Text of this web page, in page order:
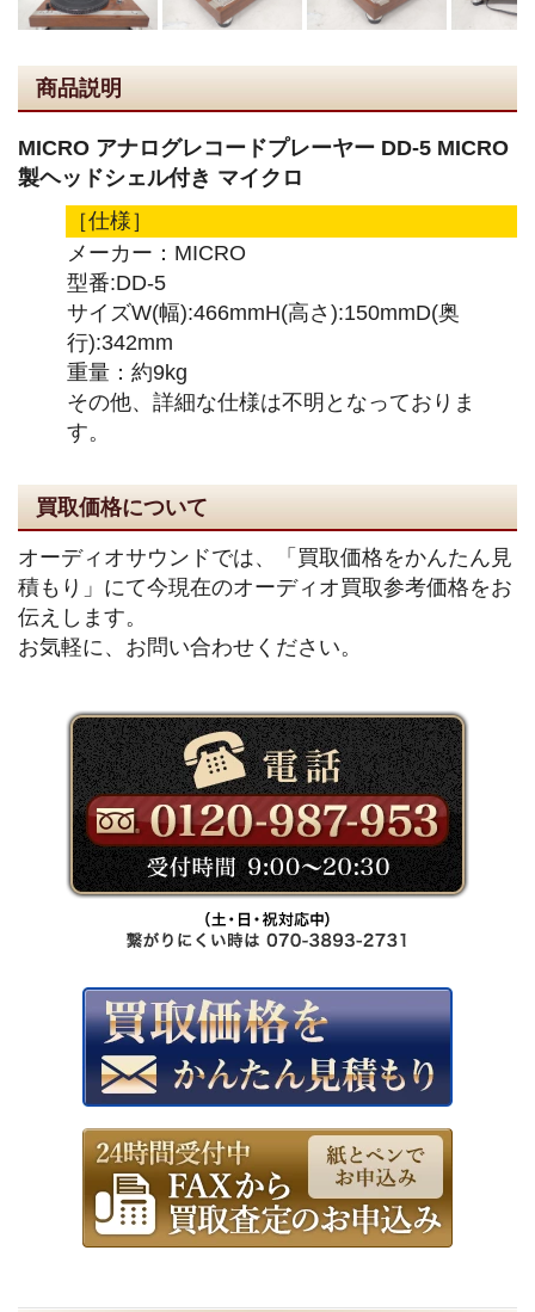
商品説明
MICRO アナログレコードプレーヤー DD-5 MICRO
製ヘッドシェル付き マイクロ
［仕様］
メーカー：MICRO
型番:DD-5
サイズW(幅):466mmH(高さ):150mmD(奥
行):342mm
重量：約9kg
その他、詳細な仕様は不明となっておりま
す。
買取価格について
オーディオサウンドでは、「買取価格をかんたん見
積もり」にて今現在のオーディオ買取参考価格をお
伝えします。
お気軽に、お問い合わせください。